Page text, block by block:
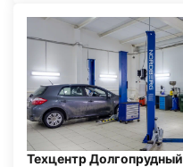
Техцентр Долгопрудный